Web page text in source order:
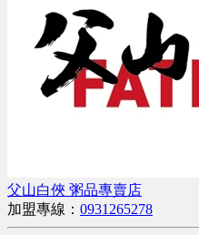
父山白俠 粥品專賣店
加盟專線： 0931265278